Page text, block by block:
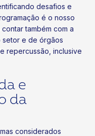
desafios e
é o nosso
também com a
setor e de órgãos
repercussão, inclusive
e
da
considerados